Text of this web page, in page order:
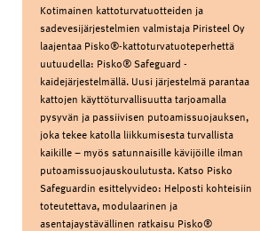
Kotimainen kattoturvatuotteiden ja
sadevesijärjestelmien valmistaja Piristeel Oy
laajentaa Pisko®-kattoturvatuoteperhettä
uutuudella: Pisko® Safeguard -
kaidejärjestelmällä. Uusi järjestelmä parantaa
kattojen käyttöturvallisuutta tarjoamalla
pysyvän ja passiivisen putoamissuojauksen,
joka tekee katolla liikkumisesta turvallista
kaikille – myös satunnaisille kävijöille ilman
putoamissuojauskoulutusta. Katso Pisko
Safeguardin esittelyvideo: Helposti kohteisiin
toteutettava, modulaarinen ja
asentajaystävällinen ratkaisu Pisko®